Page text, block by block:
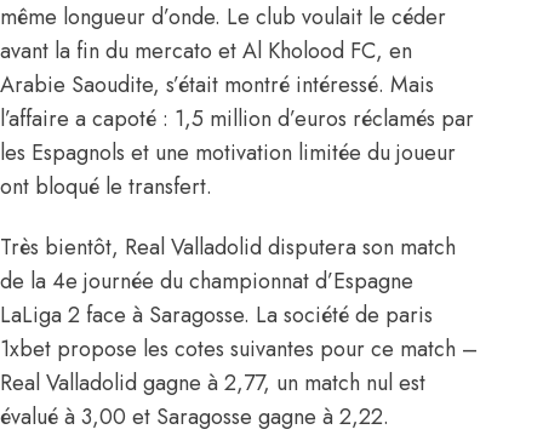
même longueur d’onde. Le club voulait le céder
avant la fin du mercato et Al Kholood FC, en
Arabie Saoudite, s’était montré intéressé. Mais
l’affaire a capoté : 1,5 million d’euros réclamés par
les Espagnols et une motivation limitée du joueur
ont bloqué le transfert.
Très bientôt, Real Valladolid disputera son match
de la 4e journée du championnat d’Espagne
LaLiga 2 face à Saragosse. La société de paris
1xbet propose les cotes suivantes pour ce match –
Real Valladolid gagne à 2,77, un match nul est
évalué à 3,00 et Saragosse gagne à 2,22.